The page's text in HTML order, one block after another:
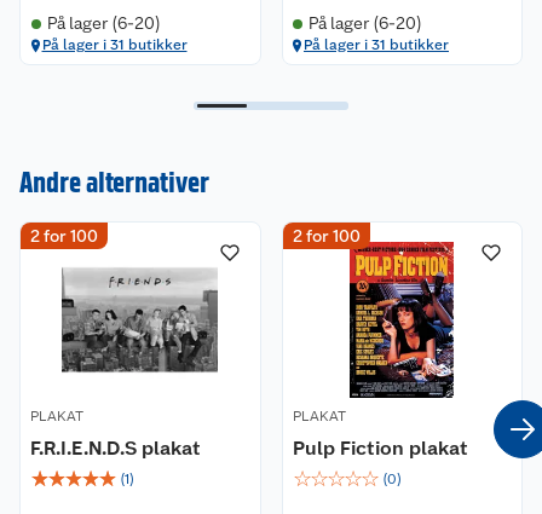
På lager (6-20)
På lager i 31 butikker
På lager (6-20)
På lager i 31 butikker
Andre alternativer
2 for 100
PLAKAT
F.R.I.E.N.D.S plakat
☆☆☆☆☆ (1)
2 for 100
PLAKAT
Pulp Fiction plakat
☆☆☆☆☆ (0)
Nyheter
Våre butikker
Våre merkevarer
Ledige stillinger
Angre- og returrett
Reklamasjon og garanti
Ofte stilte spørsmål
Leveringsalternativer
Åpent kjøp